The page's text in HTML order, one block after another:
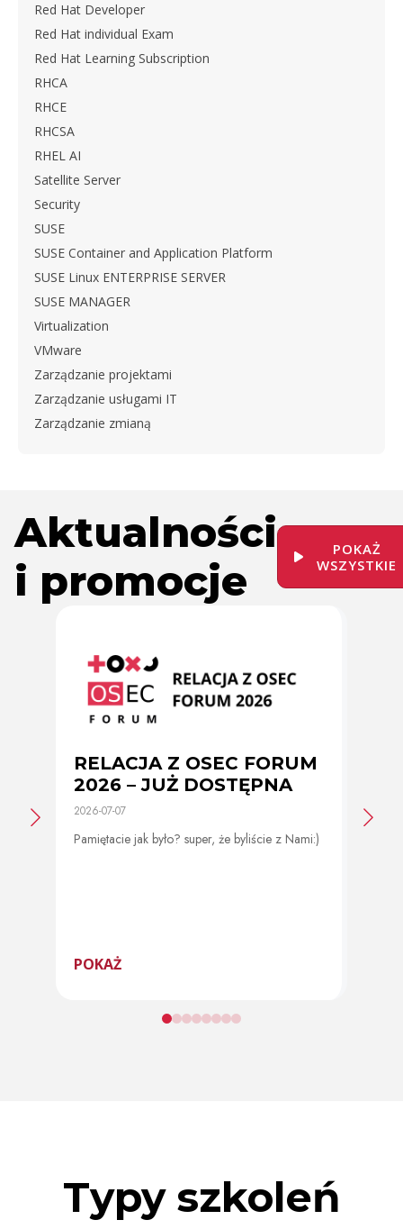
Red Hat Developer
Red Hat individual Exam
Red Hat Learning Subscription
RHCA
RHCE
RHCSA
RHEL AI
Satellite Server
Security
SUSE
SUSE Container and Application Platform
SUSE Linux ENTERPRISE SERVER
SUSE MANAGER
Virtualization
VMware
Zarządzanie projektami
Zarządzanie usługami IT
Zarządzanie zmianą
Aktualności
i promocje
POKAŻ
WSZYSTKIE
RELACJA Z OSEC FORUM
2026 – JUŻ DOSTĘPNA
2026-07-07
Pamiętacie jak było? super, że byliście z Nami:)
POKAŻ
2026-
Typy szkoleń